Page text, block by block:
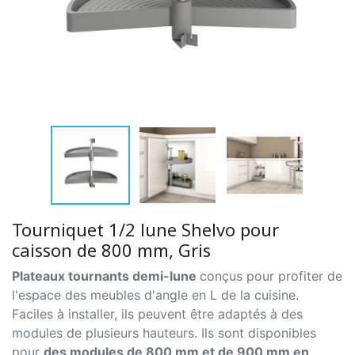
Tourniquet 1/2 lune Shelvo pour
caisson de 800 mm, Gris
Plateaux tournants demi-lune conçus pour profiter de
l'espace des meubles d'angle en L de la cuisine.
Faciles à installer, ils peuvent être adaptés à des
modules de plusieurs hauteurs. Ils sont disponibles
pour des modules de 800 mm et de 900 mm en